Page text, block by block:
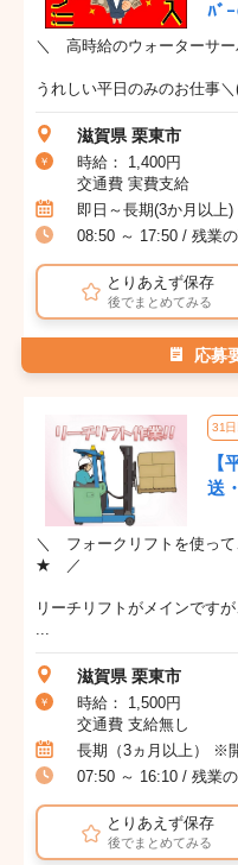
ﾊﾞ
＼ 高時給のウォーターサ
うれしい平日のみのお仕事＼
滋賀県 栗東市
時給： 1,400円
交通費 実費支給
即日～長期(3か月以
08:50 ～ 17:50 / 残業
とりあえず保存
後でまとめてみる
応募
31日
【
送
＼ フォークリフトを使って
★ ／
リーチリフトがメインですが
...
滋賀県 栗東市
時給： 1,500円
交通費 支給無し
長期（3ヵ月以上） ※
07:50 ～ 16:10 / 残業
とりあえず保存
後でまとめてみる